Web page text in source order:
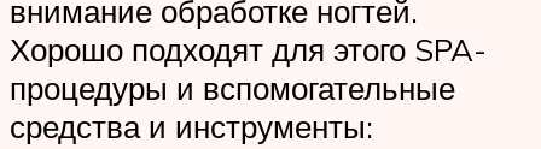
внимание обработке ногтей.
Хорошо подходят для этого SPA-
процедуры и вспомогательные
средства и инструменты: